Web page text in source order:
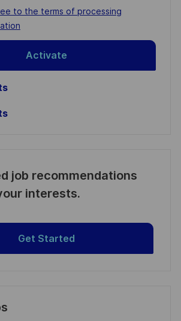
to the terms of processing
Activate
job recommendations
interests.
Get Started